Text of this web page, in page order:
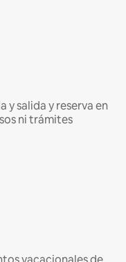
y salida y reserva en
ni trámites